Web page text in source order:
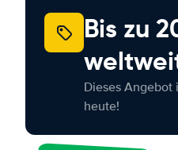
Bis zu
Dieses Angebot
heute!